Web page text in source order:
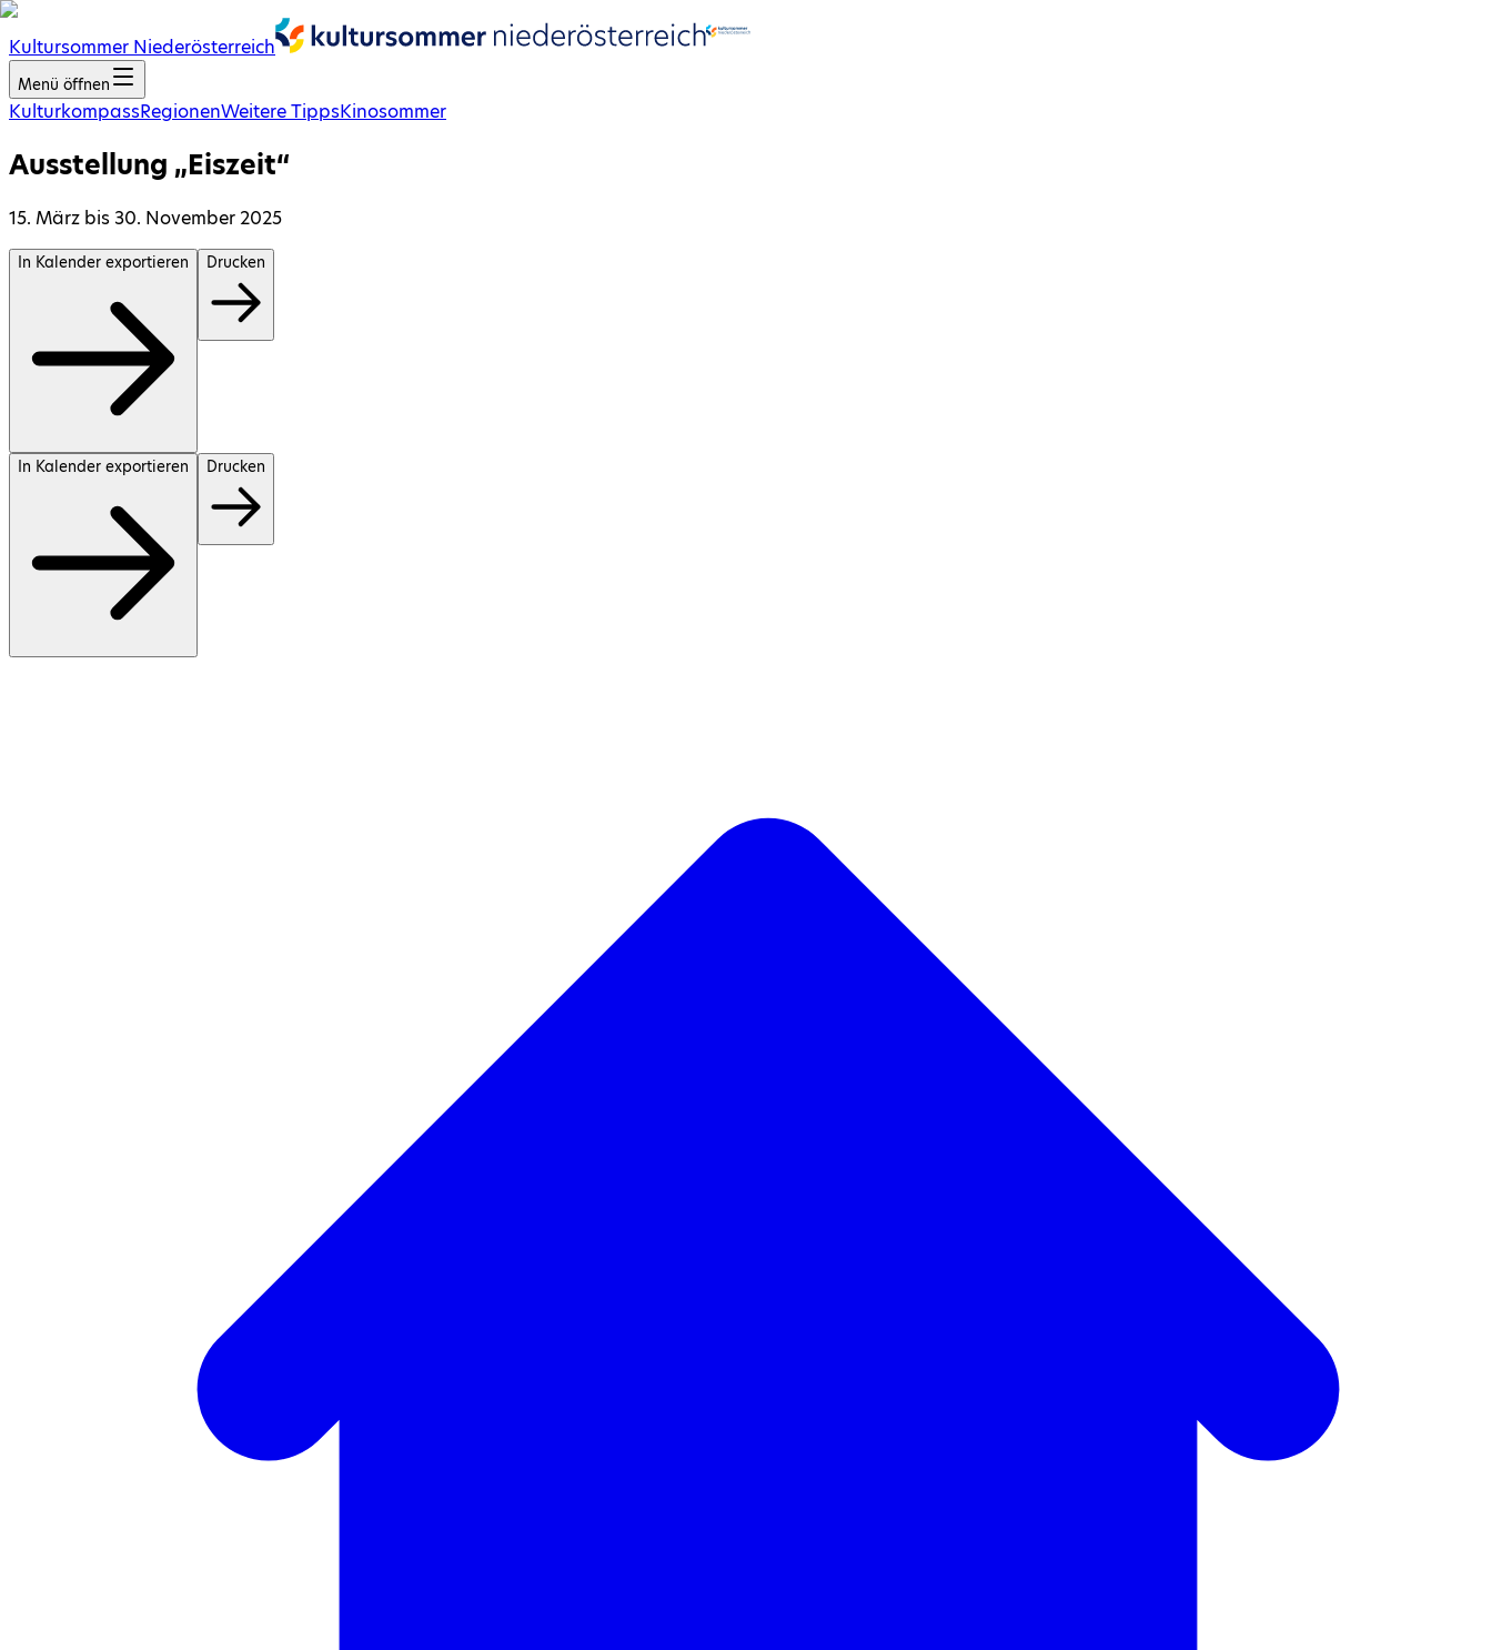
Kultursommer Niederösterreich
Menü öffnen
KulturkompassRegionenWeitere TippsKinosommer
Ausstellung „Eiszeit“
15. März bis 30. November 2025
In Kalender exportieren Drucken
In Kalender exportieren Drucken